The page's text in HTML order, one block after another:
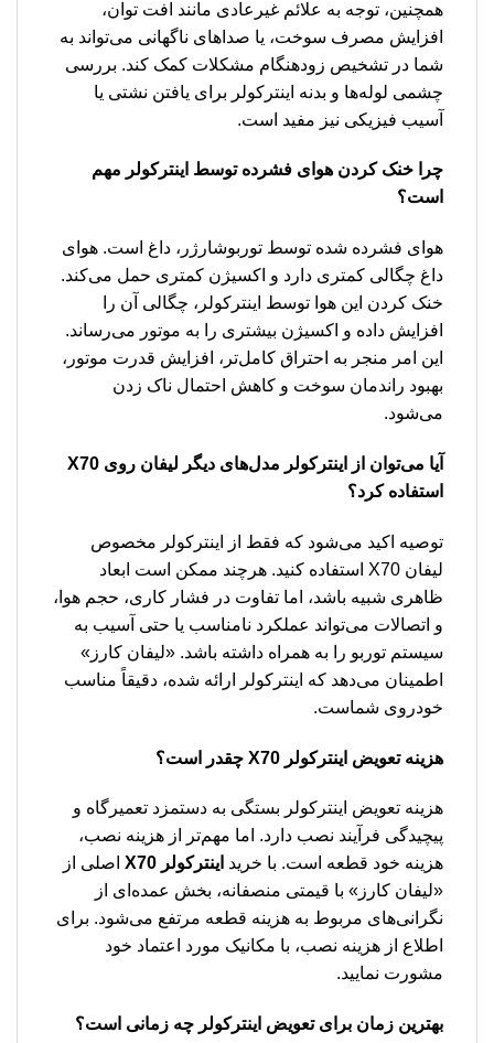
همچنین، توجه به علائم غیرعادی مانند افت توان،
افزایش مصرف سوخت، یا صداهای ناگهانی می‌تواند به
شما در تشخیص زودهنگام مشکلات کمک کند. بررسی
چشمی لوله‌ها و بدنه اینترکولر برای یافتن نشتی یا
آسیب فیزیکی نیز مفید است.
چرا خنک کردن هوای فشرده توسط اینترکولر مهم
است؟
هوای فشرده شده توسط توربوشارژر، داغ است. هوای
داغ چگالی کمتری دارد و اکسیژن کمتری حمل می‌کند.
خنک کردن این هوا توسط اینترکولر، چگالی آن را
افزایش داده و اکسیژن بیشتری را به موتور می‌رساند.
این امر منجر به احتراق کامل‌تر، افزایش قدرت موتور،
بهبود راندمان سوخت و کاهش احتمال ناک زدن
می‌شود.
آیا می‌توان از اینترکولر مدل‌های دیگر لیفان روی X70
استفاده کرد؟
توصیه اکید می‌شود که فقط از اینترکولر مخصوص
لیفان X70 استفاده کنید. هرچند ممکن است ابعاد
ظاهری شبیه باشد، اما تفاوت در فشار کاری، حجم هوا،
و اتصالات می‌تواند عملکرد نامناسب یا حتی آسیب به
سیستم توربو را به همراه داشته باشد. «لیفان کارز»
اطمینان می‌دهد که اینترکولر ارائه شده، دقیقاً مناسب
خودروی شماست.
هزینه تعویض اینترکولر X70 چقدر است؟
هزینه تعویض اینترکولر بستگی به دستمزد تعمیرگاه و
پیچیدگی فرآیند نصب دارد. اما مهم‌تر از هزینه نصب،
هزینه خود قطعه است. با خرید اینترکولر X70
اصلی از
«لیفان کارز» با قیمتی منصفانه، بخش عمده‌ای از
نگرانی‌های مربوط به هزینه قطعه مرتفع می‌شود. برای
اطلاع از هزینه نصب، با مکانیک مورد اعتماد خود
مشورت نمایید.
بهترین زمان برای تعویض اینترکولر چه زمانی است؟